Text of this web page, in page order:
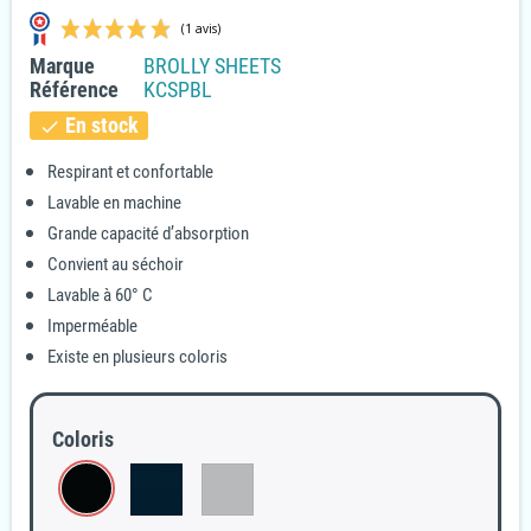
Marque
BROLLY SHEETS
Référence
KCSPBL
check En stock
Respirant et confortable
Lavable en machine
Grande capacité d’absorption
Convient au séchoir
Lavable à 60° C
Imperméable
Existe en plusieurs coloris
Coloris